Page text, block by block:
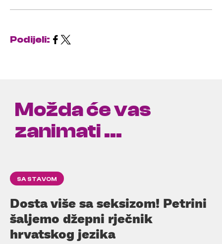
Podijeli:
Možda će vas
zanimati ...
SA STAVOM
Dosta više sa seksizom! Petrini
šaljemo džepni rječnik
hrvatskog jezika